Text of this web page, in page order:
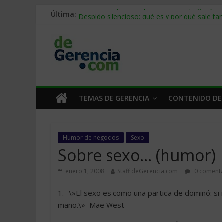
Última: Stablecoins para empresas: cómo pagar y
Trabajo forzoso en la cadena de
Mercado hispano de EE. UU.: cómo
TEMAS DE GERENCIA CONTENIDO
Humor de negocios Sexo
Sobre sexo… (humor)
enero 1, 2008 Staff deGerencia.com 0
1.- \»El sexo es como una partida de dominó:
mano.\»  Mae West